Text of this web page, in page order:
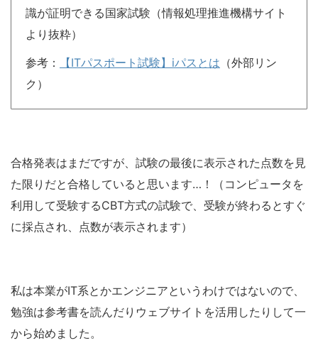
識が証明できる国家試験（情報処理推進機構サイト
より抜粋）
参考：
【ITパスポート試験】iパスとは （外部リン
ク）
合格発表はまだですが、試験の最後に表示された点数を見
た限りだと合格していると思います…！（コンピュータを
利用して受験するCBT方式の試験で、受験が終わるとすぐ
に採点され、点数が表示されます）
私は本業がIT系とかエンジニアというわけではないので、
勉強は参考書を読んだりウェブサイトを活用したりして一
から始めました。